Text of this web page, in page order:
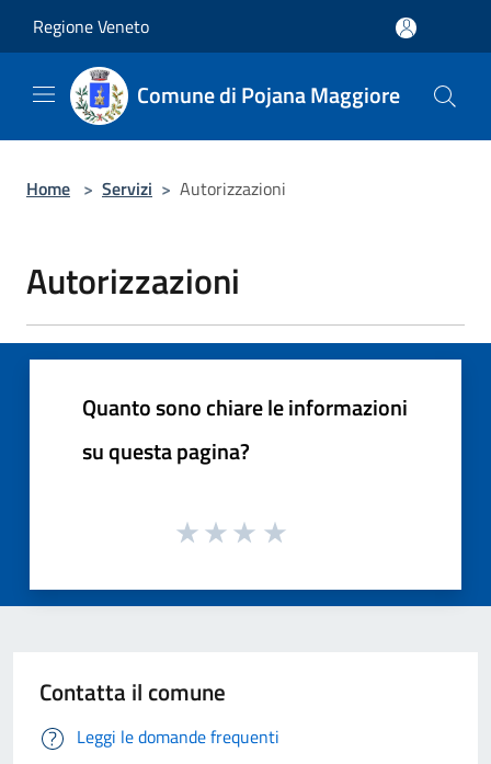
Regione Veneto
Comune di Pojana Maggiore
Home > Servizi > Autorizzazioni
Autorizzazioni
Quanto sono chiare le informazioni
su questa pagina?
Contatta il comune
Leggi le domande frequenti